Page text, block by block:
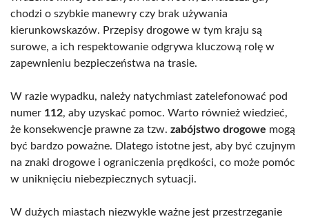
chodzi o szybkie manewry czy brak używania
kierunkowskazów. Przepisy drogowe w tym kraju są
surowe, a ich respektowanie odgrywa kluczową rolę w
zapewnieniu bezpieczeństwa na trasie.
W razie wypadku, należy natychmiast zatelefonować pod
numer 112, aby uzyskać pomoc. Warto również wiedzieć,
że konsekwencje prawne za tzw. zabójstwo drogowe mogą
być bardzo poważne. Dlatego istotne jest, aby być czujnym
na znaki drogowe i ograniczenia prędkości, co może pomóc
w uniknięciu niebezpiecznych sytuacji.
W dużych miastach niezwykle ważne jest przestrzeganie